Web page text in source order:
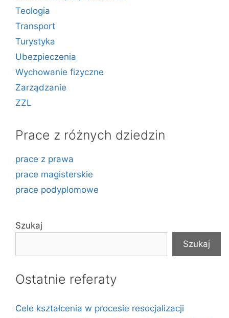
Teologia
Transport
Turystyka
Ubezpieczenia
Wychowanie fizyczne
Zarządzanie
ZZL
Prace z różnych dziedzin
prace z prawa
prace magisterskie
prace podyplomowe
Szukaj
Szukaj
Ostatnie referaty
Cele kształcenia w procesie resocjalizacji